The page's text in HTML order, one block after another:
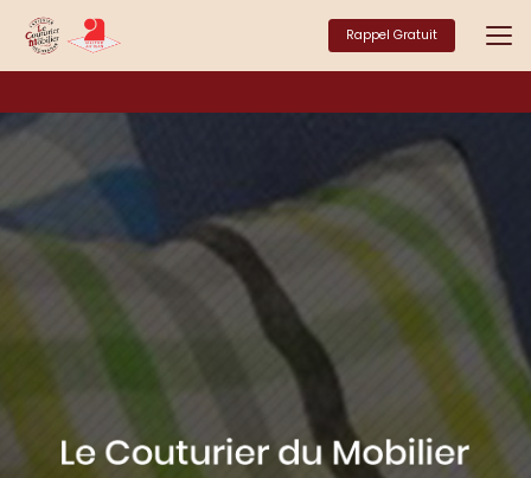
contenu
principal
Rappel Gratuit